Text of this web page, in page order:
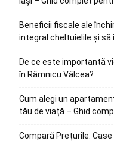
Beneficii fiscale ale
integral cheltuielile și
De ce este importantă
în Râmnicu Vâlcea?
Cum alegi un
tău de viață – Ghid
Compară Prețurile: